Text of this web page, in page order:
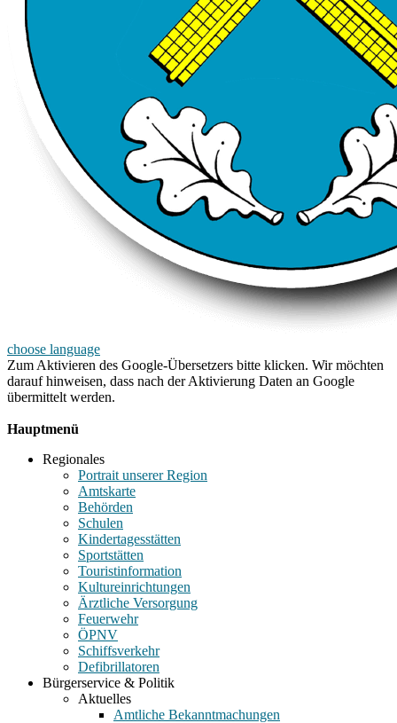
choose language
Zum Aktivieren des Google-Übersetzers bitte klicken. Wir möchten
darauf hinweisen, dass nach der Aktivierung Daten an Google
übermittelt werden.
Hauptmenü
Regionales
Portrait unserer Region
Amtskarte
Behörden
Schulen
Kindertagesstätten
Sportstätten
Touristinformation
Kultureinrichtungen
Ärztliche Versorgung
Feuerwehr
ÖPNV
Schiffsverkehr
Defibrillatoren
Bürgerservice & Politik
Aktuelles
Amtliche Bekanntmachungen